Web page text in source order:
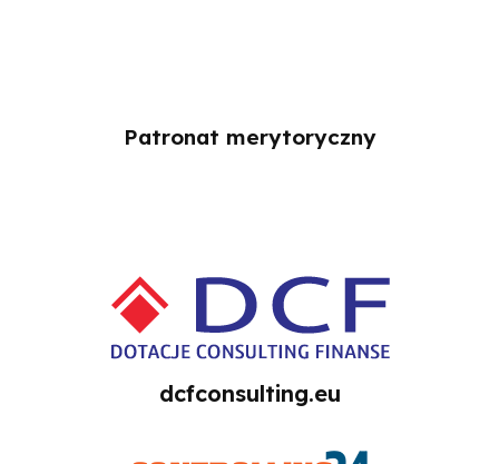
Patronat merytoryczny
dcfconsulting.eu